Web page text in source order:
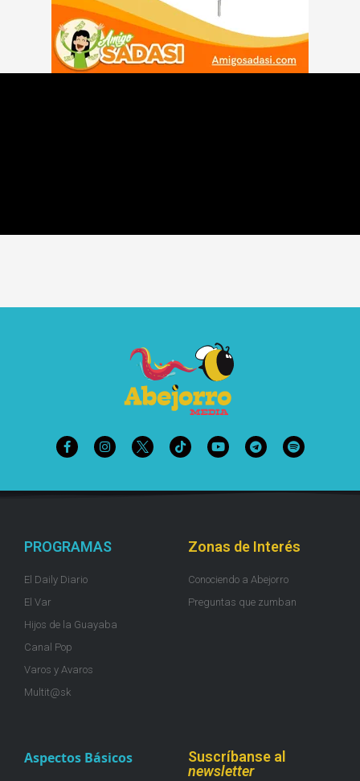
PROGRAMAS
El Daily Diario
El Var
Hijos de la Guayaba
Canal Pop
Varos y Avaros
Multit@sk
Zonas de Interés
Conociendo a Abejorro
Preguntas que zumban
Aspectos Básicos
Suscríbanse al
newsletter